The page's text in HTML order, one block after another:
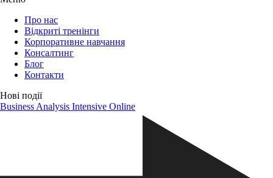
Про нас
Відкриті тренінги
Корпоративне навчання
Консалтинг
Блог
Контакти
Нові події
Business Analysis Intensive Online